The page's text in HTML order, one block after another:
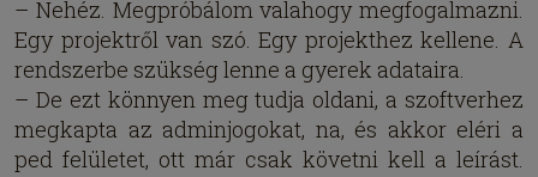
– Nehéz. Megpróbálom valahogy megfogalmazni.
Egy projektről van szó. Egy projekthez kellene. A
rendszerbe szükség lenne a gyerek adataira.
– De ezt könnyen meg tudja oldani, a szoftverhez
megkapta az adminjogokat, na, és akkor eléri a
ped felületet, ott már csak követni kell a leírást.